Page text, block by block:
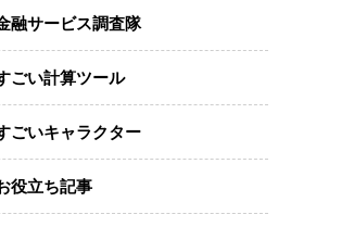
融サービス調査隊
ごい計算ツール
ごいキャラクター
役立ち記事